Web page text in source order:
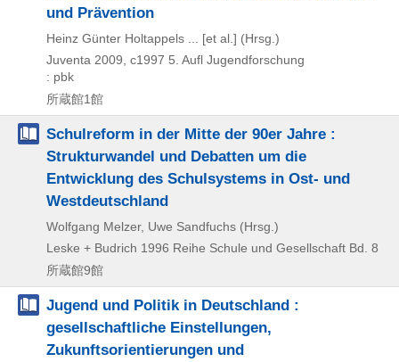
und Prävention
Heinz Günter Holtappels ... [et al.] (Hrsg.)
Juventa 2009, c1997 5. Aufl Jugendforschung
: pbk
所蔵館1館
Schulreform in der Mitte der 90er Jahre :
Strukturwandel und Debatten um die
Entwicklung des Schulsystems in Ost- und
Westdeutschland
Wolfgang Melzer, Uwe Sandfuchs (Hrsg.)
Leske + Budrich 1996 Reihe Schule und Gesellschaft Bd. 8
所蔵館9館
Jugend und Politik in Deutschland :
gesellschaftliche Einstellungen,
Zukunftsorientierungen und